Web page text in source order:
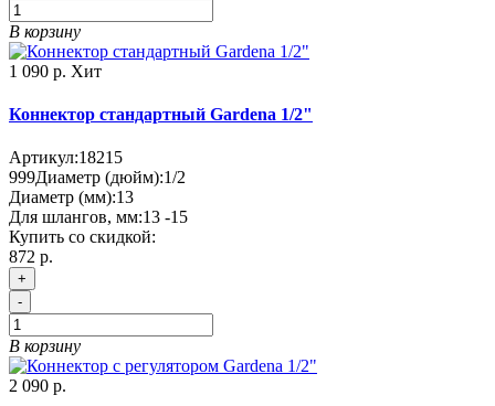
В корзину
1 090 р. Хит
Коннектор стандартный Gardena 1/2"
Артикул:18215
999Диаметр (дюйм):1/2
Диаметр (мм):13
Для шлангов, мм:13 -15
Купить со скидкой:
872 р.
+
-
В корзину
2 090 р.